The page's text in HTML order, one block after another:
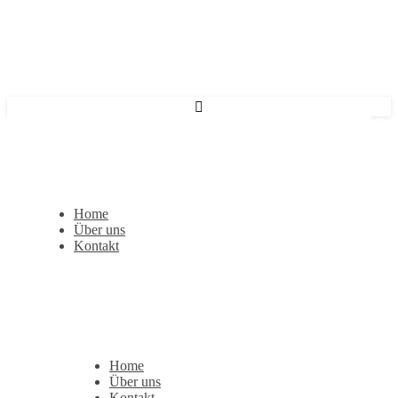
Home
Über uns
Kontakt
Home
Über uns